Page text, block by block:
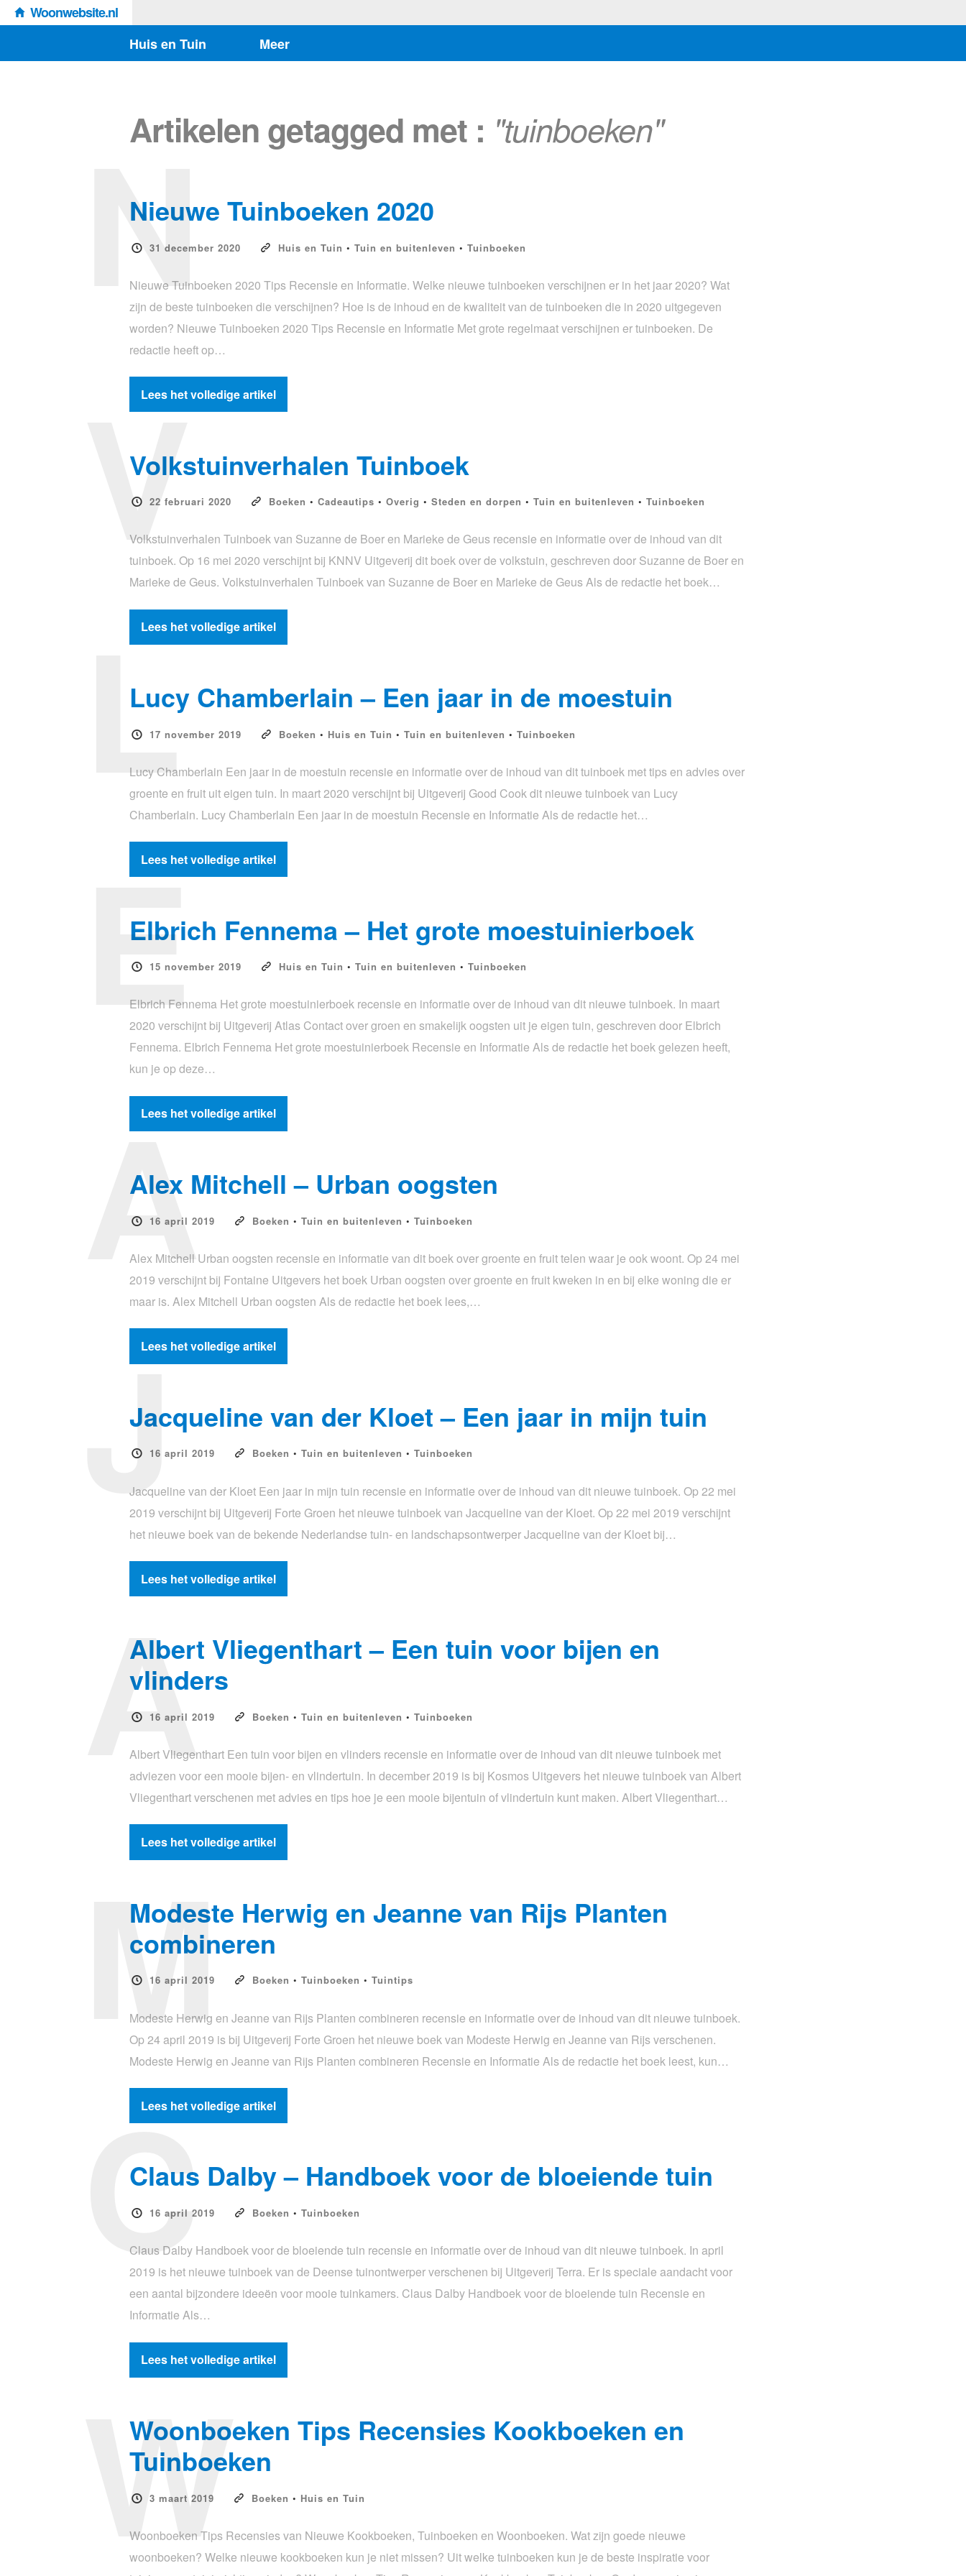
Woonwebsite.nl
Huis en Tuin
Meer
Artikelen getagged met : "tuinboeken"
Nieuwe Tuinboeken 2020
31 december 2020 Huis en Tuin • Tuin en buitenleven • Tuinboeken
N
Nieuwe Tuinboeken 2020 Tips Recensie en Informatie. Welke nieuwe tuinboeken verschijnen er in het jaar 2020? Wat
zijn de beste tuinboeken die verschijnen? Hoe is de inhoud en de kwaliteit van de tuinboeken die in 2020 uitgegeven
worden? Nieuwe Tuinboeken 2020 Tips Recensie en Informatie Met grote regelmaat verschijnen er tuinboeken. De
redactie heeft op…
Lees het volledige artikel
Volkstuinverhalen Tuinboek
22 februari 2020 Boeken • Cadeautips • Overig • Steden en dorpen • Tuin en buitenleven • Tuinboeken
V
Volkstuinverhalen Tuinboek van Suzanne de Boer en Marieke de Geus recensie en informatie over de inhoud van dit
tuinboek. Op 16 mei 2020 verschijnt bij KNNV Uitgeverij dit boek over de volkstuin, geschreven door Suzanne de Boer en
Marieke de Geus. Volkstuinverhalen Tuinboek van Suzanne de Boer en Marieke de Geus Als de redactie het boek…
Lees het volledige artikel
Lucy Chamberlain – Een jaar in de moestuin
17 november 2019 Boeken • Huis en Tuin • Tuin en buitenleven • Tuinboeken
L
Lucy Chamberlain Een jaar in de moestuin recensie en informatie over de inhoud van dit tuinboek met tips en advies over
groente en fruit uit eigen tuin. In maart 2020 verschijnt bij Uitgeverij Good Cook dit nieuwe tuinboek van Lucy
Chamberlain. Lucy Chamberlain Een jaar in de moestuin Recensie en Informatie Als de redactie het…
Lees het volledige artikel
Elbrich Fennema – Het grote moestuinierboek
15 november 2019 Huis en Tuin • Tuin en buitenleven • Tuinboeken
E
Elbrich Fennema Het grote moestuinierboek recensie en informatie over de inhoud van dit nieuwe tuinboek. In maart
2020 verschijnt bij Uitgeverij Atlas Contact over groen en smakelijk oogsten uit je eigen tuin, geschreven door Elbrich
Fennema. Elbrich Fennema Het grote moestuinierboek Recensie en Informatie Als de redactie het boek gelezen heeft,
kun je op deze…
Lees het volledige artikel
Alex Mitchell – Urban oogsten
16 april 2019 Boeken • Tuin en buitenleven • Tuinboeken
A
Alex Mitchell Urban oogsten recensie en informatie van dit boek over groente en fruit telen waar je ook woont. Op 24 mei
2019 verschijnt bij Fontaine Uitgevers het boek Urban oogsten over groente en fruit kweken in en bij elke woning die er
maar is. Alex Mitchell Urban oogsten Als de redactie het boek lees,…
Lees het volledige artikel
Jacqueline van der Kloet – Een jaar in mijn tuin
16 april 2019 Boeken • Tuin en buitenleven • Tuinboeken
J
Jacqueline van der Kloet Een jaar in mijn tuin recensie en informatie over de inhoud van dit nieuwe tuinboek. Op 22 mei
2019 verschijnt bij Uitgeverij Forte Groen het nieuwe tuinboek van Jacqueline van der Kloet. Op 22 mei 2019 verschijnt
het nieuwe boek van de bekende Nederlandse tuin- en landschapsontwerper Jacqueline van der Kloet bij…
Lees het volledige artikel
Albert Vliegenthart – Een tuin voor bijen en
vlinders
16 april 2019 Boeken • Tuin en buitenleven • Tuinboeken
A
Albert Vliegenthart Een tuin voor bijen en vlinders recensie en informatie over de inhoud van dit nieuwe tuinboek met
adviezen voor een mooie bijen- en vlindertuin. In december 2019 is bij Kosmos Uitgevers het nieuwe tuinboek van Albert
Vliegenthart verschenen met advies en tips hoe je een mooie bijentuin of vlindertuin kunt maken. Albert Vliegenthart…
Lees het volledige artikel
Modeste Herwig en Jeanne van Rijs Planten
combineren
16 april 2019 Boeken • Tuinboeken • Tuintips
M
Modeste Herwig en Jeanne van Rijs Planten combineren recensie en informatie over de inhoud van dit nieuwe tuinboek.
Op 24 april 2019 is bij Uitgeverij Forte Groen het nieuwe boek van Modeste Herwig en Jeanne van Rijs verschenen.
Modeste Herwig en Jeanne van Rijs Planten combineren Recensie en Informatie Als de redactie het boek leest, kun…
Lees het volledige artikel
Claus Dalby – Handboek voor de bloeiende tuin
16 april 2019 Boeken • Tuinboeken
C
Claus Dalby Handboek voor de bloeiende tuin recensie en informatie over de inhoud van dit nieuwe tuinboek. In april
2019 is het nieuwe tuinboek van de Deense tuinontwerper verschenen bij Uitgeverij Terra. Er is speciale aandacht voor
een aantal bijzondere ideeën voor mooie tuinkamers. Claus Dalby Handboek voor de bloeiende tuin Recensie en
Informatie Als…
Lees het volledige artikel
Woonboeken Tips Recensies Kookboeken en
Tuinboeken
3 maart 2019 Boeken • Huis en Tuin
W
Woonboeken Tips Recensies van Nieuwe Kookboeken, Tuinboeken en Woonboeken. Wat zijn goede nieuwe
woonboeken? Welke nieuwe kookboeken kun je niet missen? Uit welke tuinboeken kun je de beste inspiratie voor